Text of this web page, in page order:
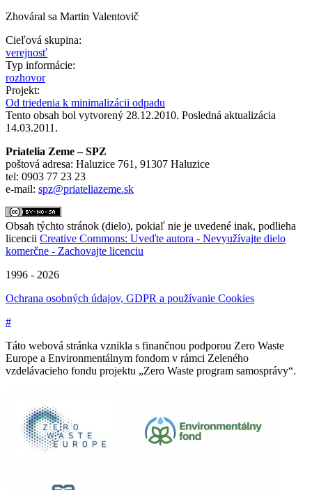
Zhováral sa Martin Valentovič
Cieľová skupina:
verejnosť
Typ informácie:
rozhovor
Projekt:
Od triedenia k minimalizácii odpadu
Tento obsah bol vytvorený 28.12.2010. Posledná aktualizácia
14.03.2011.
Priatelia Zeme – SPZ
poštová adresa: Haluzice 761, 91307 Haluzice
tel: 0903 77 23 23
e-mail: spz@priateliazeme.sk
Obsah týchto stránok (dielo), pokiaľ nie je uvedené inak, podlieha
licencii Creative Commons: Uveďte autora - Nevyužívajte dielo
komerčne - Zachovajte licenciu
1996 - 2026
Ochrana osobných údajov, GDPR a používanie Cookies
#
Táto webová stránka vznikla s finančnou podporou Zero Waste
Europe a Environmentálnym fondom v rámci Zeleného
vzdelávacieho fondu projektu „Zero Waste program samosprávy“.